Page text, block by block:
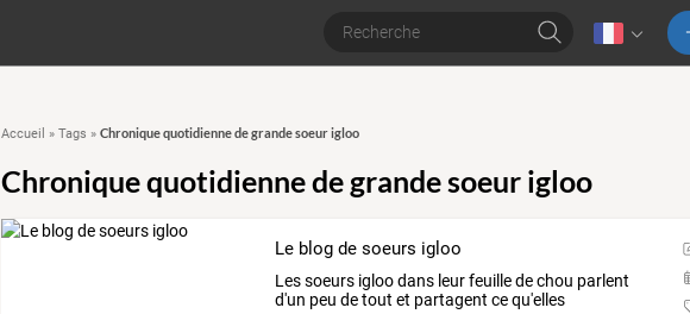
Accueil » Tags » Chronique quotidienne de grande soeur igloo
Chronique quotidienne de grande soeur igloo
Le blog de soeurs igloo
Lessoeurs igloodans leurfeuilledechou parlent
d'un peu detout et partagent cequ'elles